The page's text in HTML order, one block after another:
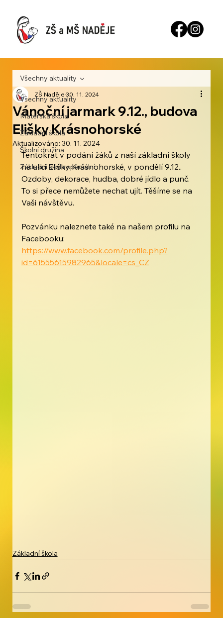
Všechny aktuality
Mateřská škola
Základní škola
Školní družina
Základní škola speciální
Všechny aktuality
Vánoční jarmark 9.12., budova
Elišky Krásnohorské
ZŠ Naděje30. 11. 2024
Aktualizováno: 30. 11. 2024
Tentokrát v podání žáků z naší základní školy
na ulici Elišky Krásnohorské, v pondělí 9.12..
Ozdoby, dekorace, hudba, dobré jídlo a punč.
To si přece nemůžete nechat ujít. Těšíme se na
Vaši návštěvu.
Pozvánku naleznete také na našem profilu na
Facebooku:
https://www.facebook.com/profile.php?
id=61555615982965&locale=cs_CZ
Základní škola